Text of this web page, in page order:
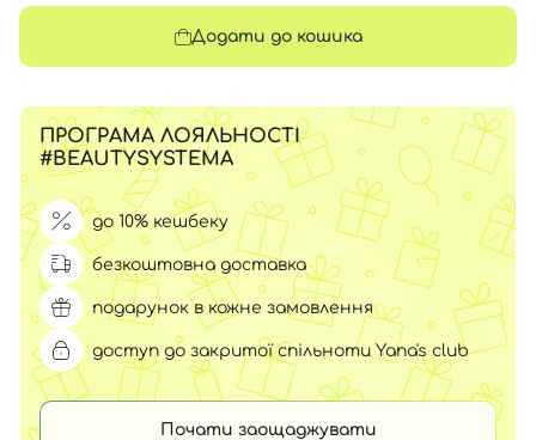
Додати до кошика
ПРОГРАМА ЛОЯЛЬНОСТІ
#BEAUTYSYSTEMA
до 10% кешбеку
безкоштовна доставка
подарунок в кожне замовлення
доступ до закритої спільноти Yana's club
Почати заощаджувати